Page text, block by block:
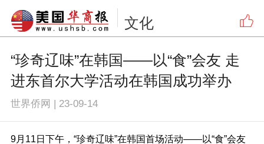
文化
“珍奇辽味”在韩国——以“食”会友 走
进东首尔大学活动在韩国成功举办
世界侨网 | 23-09-14
9月11日下午，“珍奇辽味”在韩国首场活动——以“食”会友